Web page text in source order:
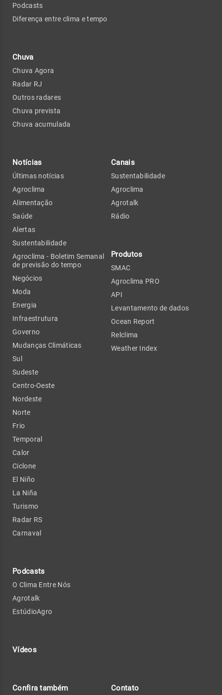
Podcasts
Diferença entre clima e tempo
Chuva
Chuva Agora
Radar RJ
Outros radares
Chuva prevista
Chuva acumulada
Notícias
Últimas notícias
Agroclima
Alimentação
Saúde
Alertas
Sustentabilidade
Agroclima - Boletim Semanal
de previsão do tempo
Negócios
Moda
Energia
Infraestrutura
Governo
Mudanças Climáticas
Sul
Sudeste
Centro-Oeste
Nordeste
Norte
Frio
Temporal
Calor
Ciclone
El Niño
La Niña
Turismo
Radar RS
Carnaval
Podcasts
O Clima Entre Nós
Agrotalk
EstúdioAgro
Vídeos
Canais
Sustentabilidade
Agroclima
Agrotalk
Rádio
Produtos
SMAC
Agroclima PRO
API
Levantamento de dados
Ocean Report
Relclima
Weather Index
Confira também Contato